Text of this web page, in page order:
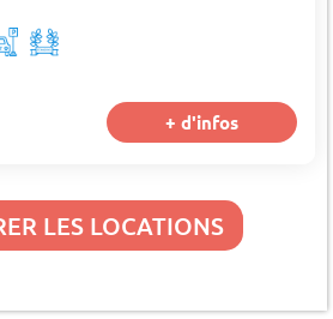
+ d'infos
LES LOCATIONS